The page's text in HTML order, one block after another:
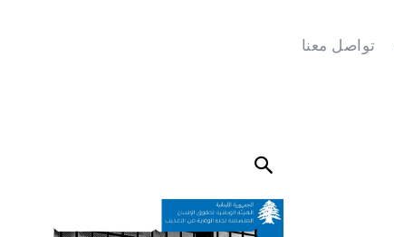
تواصل معنا